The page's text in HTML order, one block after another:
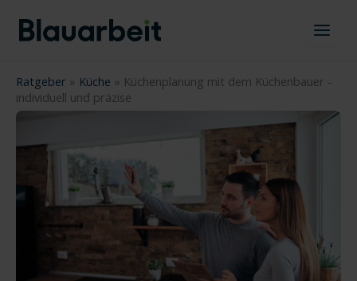
Inhalt
springen
Ratgeber » Küche » Küchenplanung mit dem Küchenbauer -
individuell und präzise